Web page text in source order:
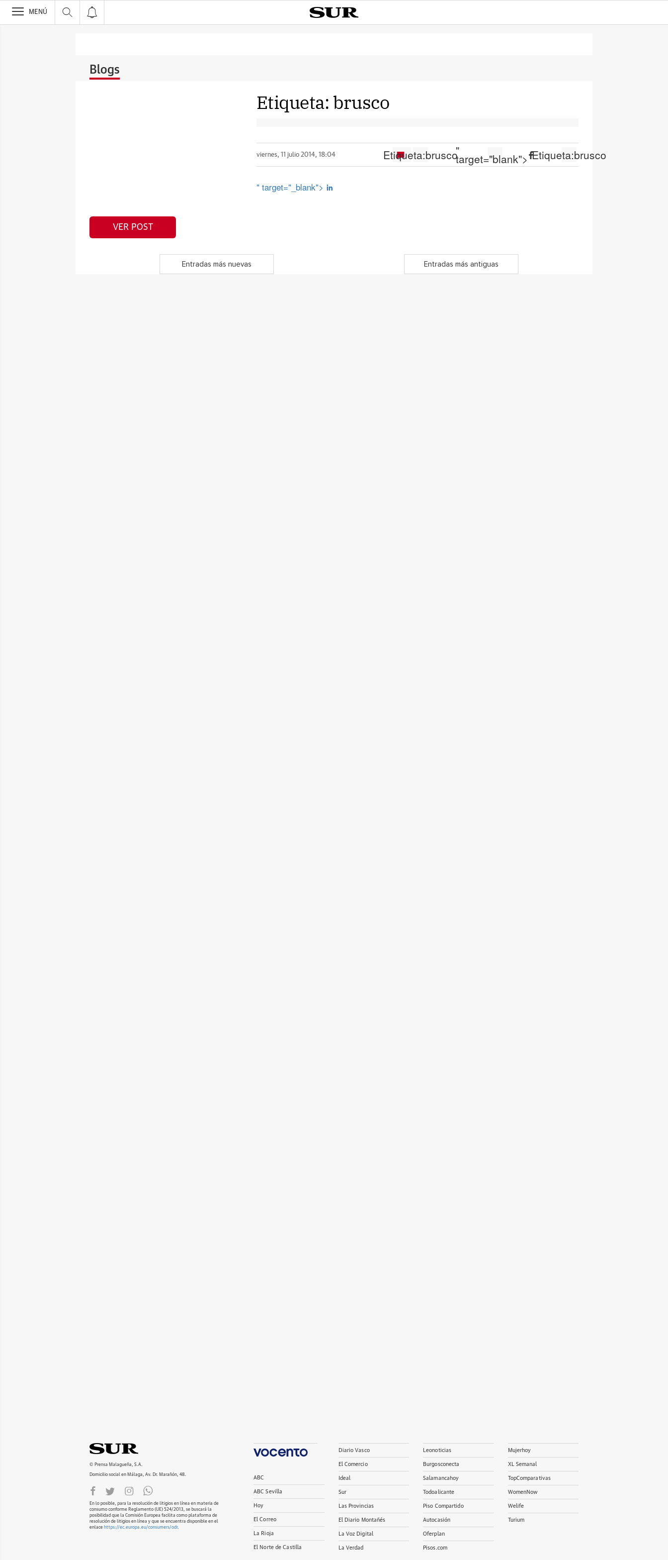
>
MENÚ
Blogs
Etiqueta:brusco
viernes, 11 julio 2014, 18:04 Etiqueta:brusco"
target="blank"> Etiqueta:brusco
" target="_blank">
VER POST
Entradas más nuevas Entradas más antiguas
© Prensa Malagueña, S.A.
Domicilio social en Málaga, Av. Dr. Marañón, 48.
En lo posible, para la resolución de litigios en línea en materia de
consumo conforme Reglamento (UE) 524/2013, se buscará la
posibilidad que la Comisión Europea facilita como plataforma de
resolución de litigios en línea y que se encuentra disponible en el
enlace https://ec.europa.eu/consumers/odr.
ABC
ABC Sevilla
Hoy
El Correo
La Rioja
El Norte de Castilla
Diario Vasco
El Comercio
Ideal
Sur
Las Provincias
El Diario Montañés
La Voz Digital
La Verdad
Leonoticias
Burgosconecta
Salamancahoy
Todoalicante
Piso Compartido
Autocasión
Oferplan
Pisos.com
Mujerhoy
XL Semanal
TopComparativas
WomenNow
Welife
Turium